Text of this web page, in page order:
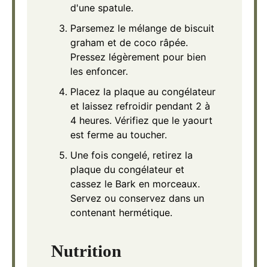
d'une spatule.
Parsemez le mélange de biscuit
graham et de coco râpée.
Pressez légèrement pour bien
les enfoncer.
Placez la plaque au congélateur
et laissez refroidir pendant 2 à
4 heures. Vérifiez que le yaourt
est ferme au toucher.
Une fois congelé, retirez la
plaque du congélateur et
cassez le Bark en morceaux.
Servez ou conservez dans un
contenant hermétique.
Nutrition